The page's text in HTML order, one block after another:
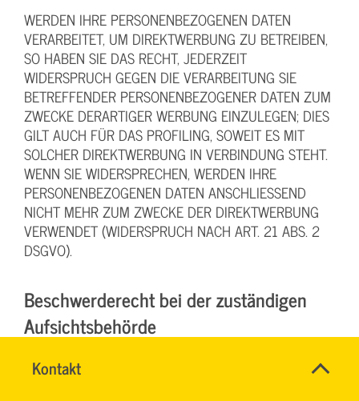
Kontakt
CHRISTINA
Name*
Schnell
&
WERDEN IHRE PERSONENBEZOGENEN DATEN
VERARBEITET, UM DIREKTWERBUNG ZU BETREIBEN,
SO HABEN SIE DAS RECHT, JEDERZEIT
WIDERSPRUCH GEGEN DIE VERARBEITUNG SIE
BETREFFENDER PERSONENBEZOGENER DATEN ZUM
ZWECKE DERARTIGER WERBUNG EINZULEGEN; DIES
GILT AUCH FÜR DAS PROFILING, SOWEIT ES MIT
SOLCHER DIREKTWERBUNG IN VERBINDUNG STEHT.
WENN SIE WIDERSPRECHEN, WERDEN IHRE
PERSONENBEZOGENEN DATEN ANSCHLIESSEND
NICHT MEHR ZUM ZWECKE DER DIREKTWERBUNG
VERWENDET (WIDERSPRUCH NACH ART. 21 ABS. 2
DSGVO).
Beschwerde­recht bei der zuständigen
Aufsichts­behörde
Im Falle von Verstößen gegen die DSGVO steht den
Betroffenen ein Beschwerderecht bei einer